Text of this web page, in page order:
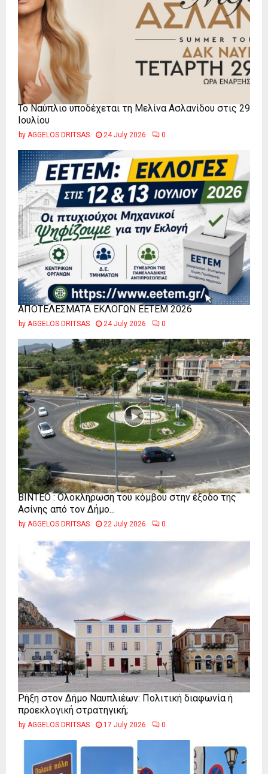
Το Ναύπλιο υποδέχεται τη Μελίνα Ασλανίδου στις 29
Ιουλίου
by AGGELOS DRITSAS 24 July 2026 0
ΑΠΟΤΕΛΕΣΜΑΤΑ ΕΚΛΟΓΩΝ ΕΕΤΕΜ 2026
by AGGELOS DRITSAS 24 July 2026 0
ΒΙΝΤΕΟ : Ολοκλήρωση του κόμβου στην έξοδο της
Ασίνης από τον Δήμο...
by AGGELOS DRITSAS 22 July 2026 0
Ρήξη στον Δήμο Ναυπλιέων: Πολιτική διαφωνία ή
προεκλογική στρατηγική;
by AGGELOS DRITSAS 17 July 2026 0